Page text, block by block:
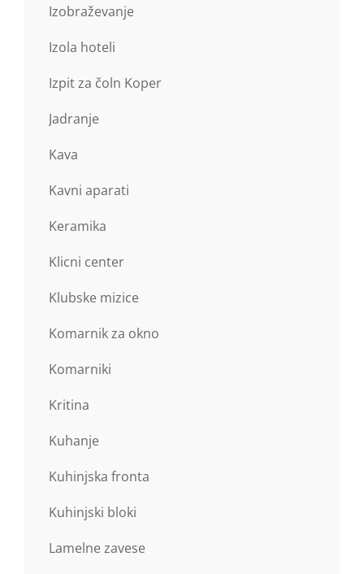
Izobraževanje
Izola hoteli
Izpit za čoln Koper
Jadranje
Kava
Kavni aparati
Keramika
Klicni center
Klubske mizice
Komarnik za okno
Komarniki
Kritina
Kuhanje
Kuhinjska fronta
Kuhinjski bloki
Lamelne zavese